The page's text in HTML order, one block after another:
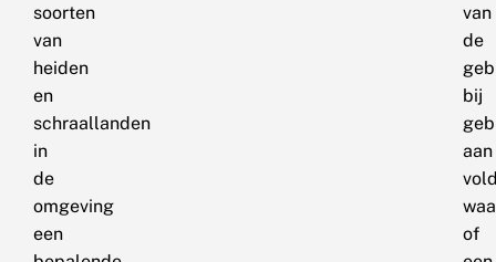
soorten
van
heiden
en
schraallanden
in
de
omgeving
een
van
de
bij
aan
of